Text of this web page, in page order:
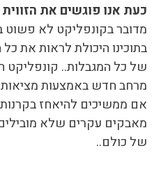
כעת אנו פוגשים את
מדובר בקונפליקט לא פשוט
בתוכינו היכולת לראות את
של כל המגבלות.. קונפליקט
מרחב חדש באמצעות מציאות
אם ממשיכים להיאחז
מאבקים עקרים שלא
של כולם..